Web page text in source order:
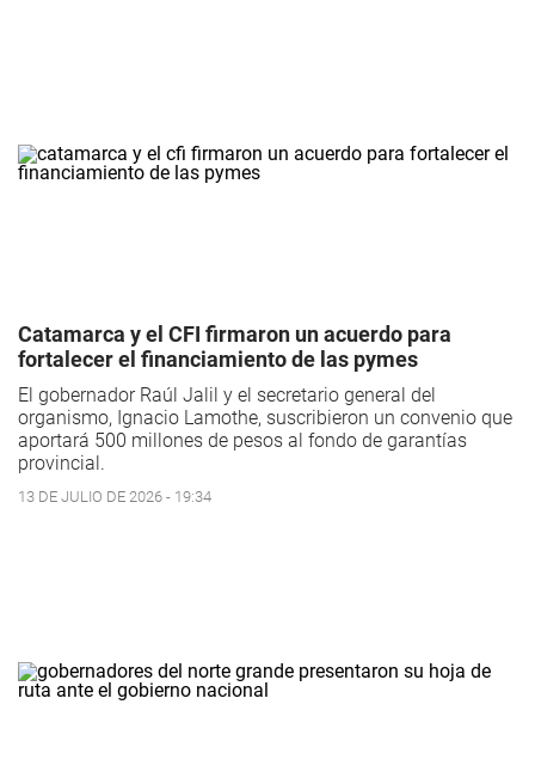
Catamarca y el CFI firmaron un acuerdo para
fortalecer el financiamiento de las pymes
El gobernador Raúl Jalil y el secretario general del
organismo, Ignacio Lamothe, suscribieron un convenio que
aportará 500 millones de pesos al fondo de garantías
provincial.
13 DE JULIO DE 2026 - 19:34